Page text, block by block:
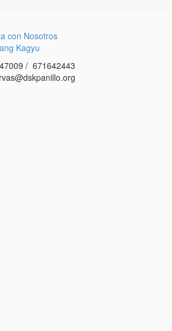
con Nosotros
Kagyu
/ 671642443